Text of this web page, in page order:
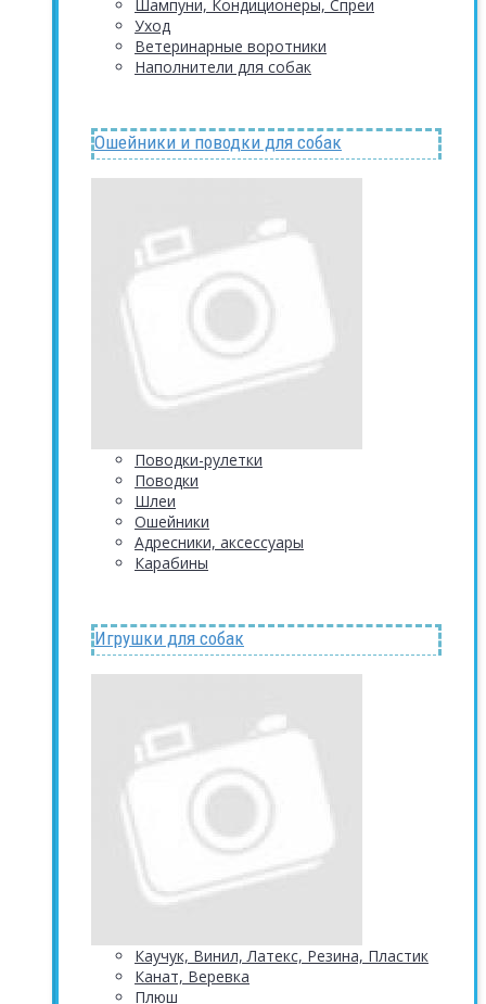
Шампуни, Кондиционеры, Спреи
Уход
Ветеринарные воротники
Наполнители для собак
Ошейники и поводки для собак
Поводки-рулетки
Поводки
Шлеи
Ошейники
Адресники, аксессуары
Карабины
Игрушки для собак
Каучук, Винил, Латекс, Резина, Пластик
Канат, Веревка
Плюш